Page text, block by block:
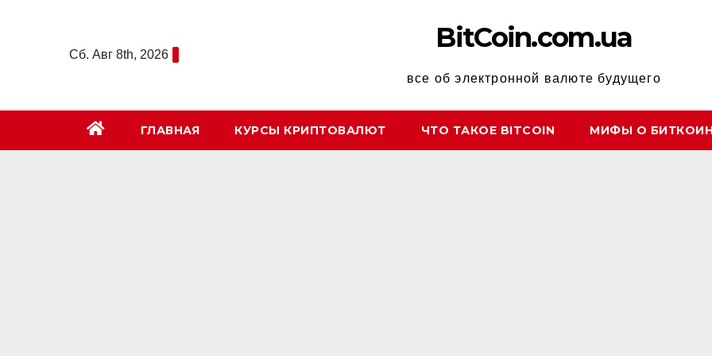
содержимомуСб. Авг 8th, 2026
BitCoin.com.ua
все об электронной валюте будущего
ГЛАВНАЯ КУРСЫ КРИПТОВАЛЮТ ЧТО ТАКОЕ BITCOIN МИФЫ О